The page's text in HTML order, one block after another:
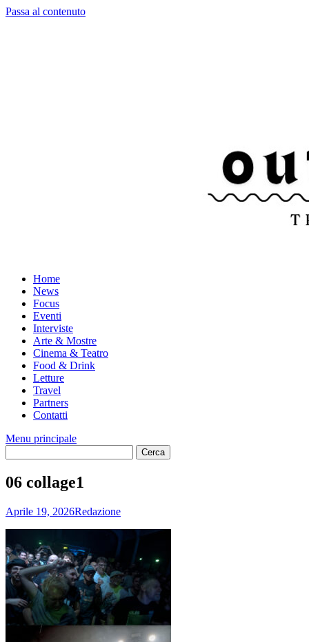
Passa al contenuto
Home
News
Focus
Eventi
Interviste
Arte & Mostre
Cinema & Teatro
Food & Drink
Letture
Travel
Partners
Contatti
Menu principale
06 collage1
Aprile 19, 2026Redazione